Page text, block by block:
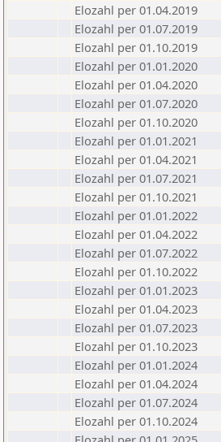
Elozahl per 01.04.2019
Elozahl per 01.07.2019
Elozahl per 01.10.2019
Elozahl per 01.01.2020
Elozahl per 01.04.2020
Elozahl per 01.07.2020
Elozahl per 01.10.2020
Elozahl per 01.01.2021
Elozahl per 01.04.2021
Elozahl per 01.07.2021
Elozahl per 01.10.2021
Elozahl per 01.01.2022
Elozahl per 01.04.2022
Elozahl per 01.07.2022
Elozahl per 01.10.2022
Elozahl per 01.01.2023
Elozahl per 01.04.2023
Elozahl per 01.07.2023
Elozahl per 01.10.2023
Elozahl per 01.01.2024
Elozahl per 01.04.2024
Elozahl per 01.07.2024
Elozahl per 01.10.2024